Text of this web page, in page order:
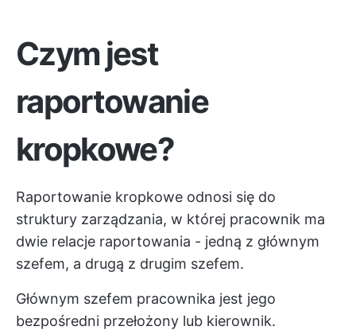
Czym jest
raportowanie
kropkowe?
Raportowanie kropkowe odnosi się do
struktury zarządzania, w której pracownik ma
dwie relacje raportowania - jedną z głównym
szefem, a drugą z drugim szefem.
Głównym szefem pracownika jest jego
bezpośredni przełożony lub kierownik.